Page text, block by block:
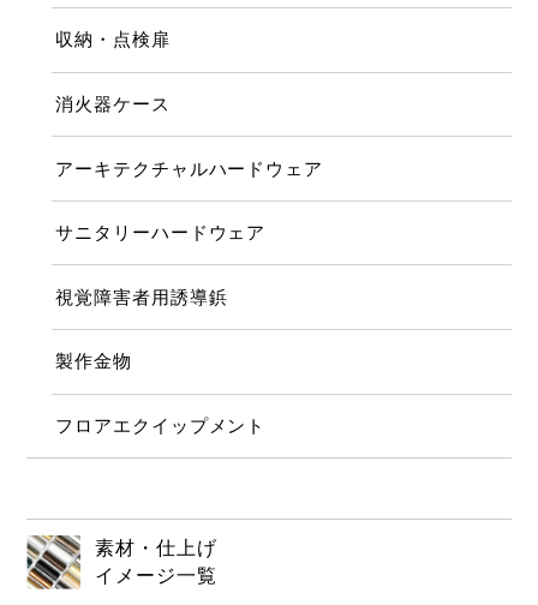
収納・点検扉
消火器ケース
アーキテクチャルハードウェア
サニタリーハードウェア
視覚障害者用誘導鋲
製作金物
フロアエクイップメント
素材・仕上げ
イメージ一覧